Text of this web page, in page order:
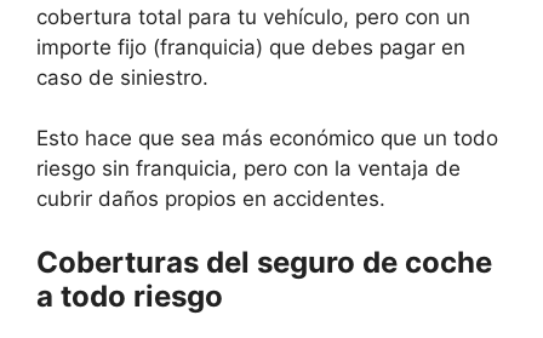
cobertura total para tu vehículo, pero con un
importe fijo (franquicia) que debes pagar en
caso de siniestro.
Esto hace que sea más económico que un todo
riesgo sin franquicia, pero con la ventaja de
cubrir daños propios en accidentes.
Coberturas del seguro de coche
a todo riesgo